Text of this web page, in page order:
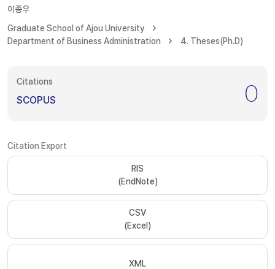
이종우
Graduate School of Ajou University
Department of Business Administration
4. Theses(Ph.D)
Citations
SCOPUS 0
Citation Export
RIS
(EndNote)
CSV
(Excel)
XML